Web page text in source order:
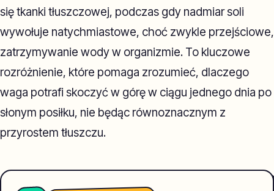
się tkanki tłuszczowej, podczas gdy nadmiar soli
wywołuje natychmiastowe, choć zwykle przejściowe,
zatrzymywanie wody w organizmie. To kluczowe
rozróżnienie, które pomaga zrozumieć, dlaczego
waga potrafi skoczyć w górę w ciągu jednego dnia po
słonym posiłku, nie będąc równoznacznym z
przyrostem tłuszczu.